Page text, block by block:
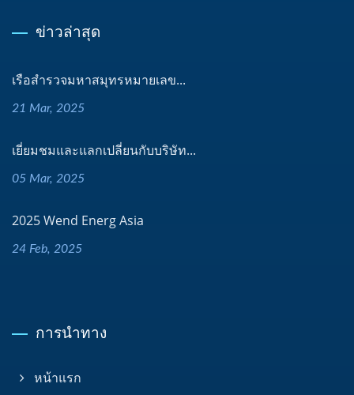
ข่าวล่าสุด
เรือสำรวจมหาสมุทรหมายเลข...
21 Mar, 2025
เยี่ยมชมและแลกเปลี่ยนกับบริษัท...
05 Mar, 2025
2025 Wend Energ Asia
24 Feb, 2025
การนำทาง
หน้าแรก